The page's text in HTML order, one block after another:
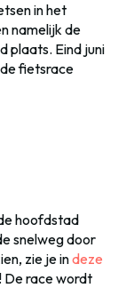
in het
namelijk de
plaats. Eind juni
fietsrace
hoofdstad
snelweg door
zie je indeze
De race wordt